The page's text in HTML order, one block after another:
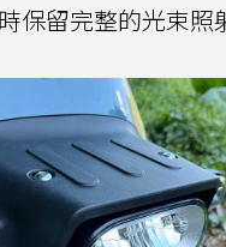
保留完整的光束照